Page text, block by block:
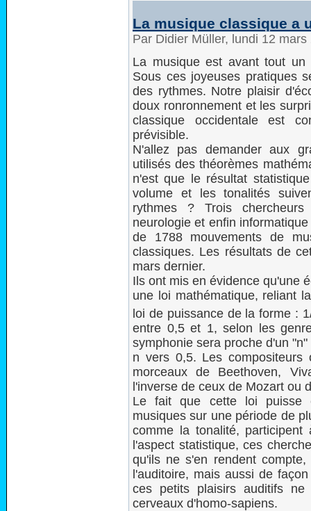
La musique classique a
Par Didier Müller, lundi 12
La musique est avant tout un
Sous ces joyeuses pratiques
des rythmes. Notre plaisir
doux ronronnement et les
classique occidentale est
prévisible.
N'allez pas demander aux
utilisés des théorèmes
n'est que le résultat
volume et les tonalités
rythmes ? Trois chercheurs
neurologie et enfin
de 1788 mouvements de
classiques. Les résultats de
mars dernier.
Ils ont mis en évidence qu'une
une loi mathématique, reliant
loi de puissance de la forme :
entre 0,5 et 1, selon les
symphonie sera proche d'un
n vers 0,5. Les
morceaux de Beethoven,
l'inverse de ceux de Mozart ou
Le fait que cette loi puisse
musiques sur une période de
comme la tonalité,
l'aspect statistique, ces
qu'ils ne s'en rendent
l'auditoire, mais aussi de
ces petits plaisirs auditifs ne
cerveaux d'homo-sapiens.